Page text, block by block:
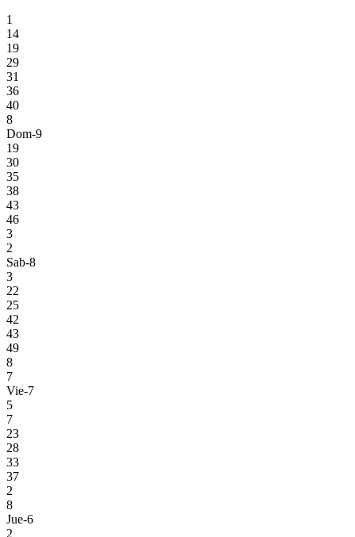
1
14
19
29
31
36
40
8
Dom-9
19
30
35
38
43
46
3
2
Sab-8
3
22
25
42
43
49
8
7
Vie-7
5
7
23
28
33
37
2
8
Jue-6
2